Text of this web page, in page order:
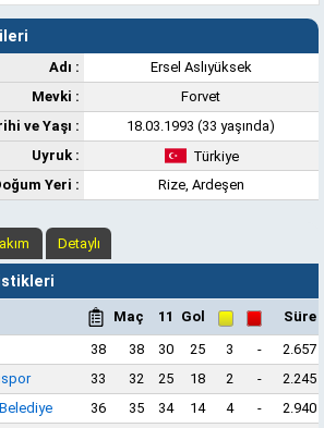
Adı :
Ersel Aslıyüksek
Mevki :
Forvet
ve Yaşı :
18.03.1993 (33 yaşında)
Uyruk :
Türkiye
Yeri :
Rize, Ardeşen
Detaylı
Maç 11 Gol
Süre
38 38 30 25 3 -
2.657
33 32 25 18 2 -
2.245
36 35 34 14 4 -
2.940